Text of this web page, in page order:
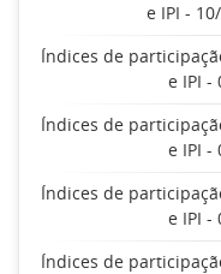
e IPI -
Índices de
e IPI -
Índices de
e IPI -
Índices de
e IPI -
Índices de